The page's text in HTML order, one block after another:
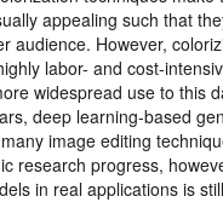
appealing such that
audience. However,
labor- and cost-
widespread use to this
deep learning-based
image editing
research progress,
in real applications is